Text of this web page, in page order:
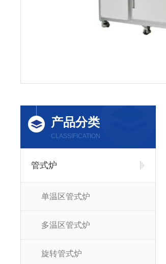
产品分类
CLASSIFICATION
管式炉
单温区管式炉
多温区管式炉
旋转管式炉